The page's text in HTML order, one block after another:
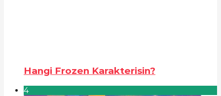
Hangi Frozen Karakterisin?
4